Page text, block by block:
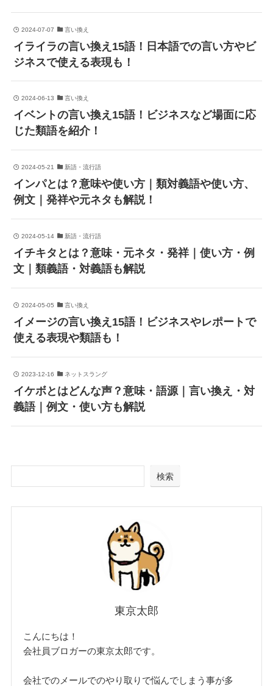
2024-07-07 言い換え
イライラの言い換え15語！日本語での言い方やビ
ジネスで使える表現も！
2024-06-13 言い換え
イベントの言い換え15語！ビジネスなど場面に応
じた類語を紹介！
2024-05-21 新語・流行語
インパとは？意味や使い方｜類対義語や使い方、
例文｜発祥や元ネタも解説！
2024-05-14 新語・流行語
イチキタとは？意味・元ネタ・発祥｜使い方・例
文｜類義語・対義語も解説
2024-05-05 言い換え
イメージの言い換え15語！ビジネスやレポートで
使える表現や類語も！
2023-12-16 ネットスラング
イケボとはどんな声？意味・語源｜言い換え・対
義語｜例文・使い方も解説
検索
東京太郎
こんにちは！
会社員ブロガーの東京太郎です。
会社でのメールでのやり取りで悩んでしまう事が多